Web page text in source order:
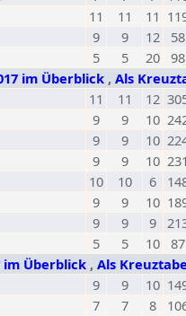
11 11 11
9 9 12
58
5 5 20 98
im Überblick , Als
11 11 12
9 9 10
9 9 10
9 9 10
10 10 6
9 9 10
9 9 9
5 5 10 87
im Überblick , Als
9 9 10
7 7 8